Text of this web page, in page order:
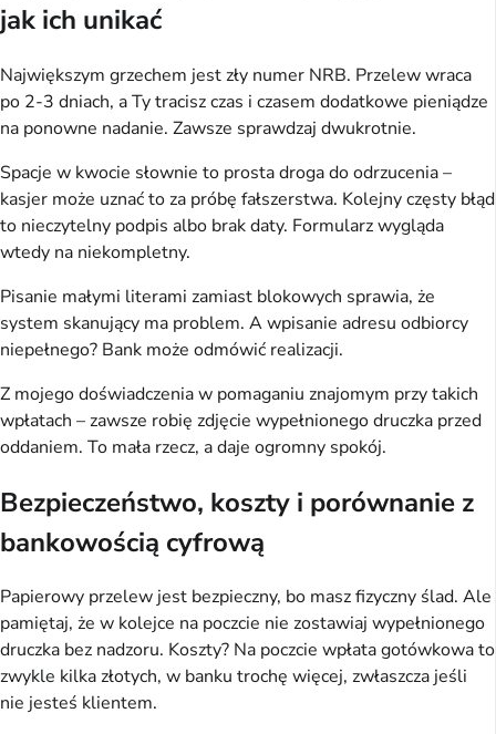
jak ich unikać
Największym grzechem jest zły numer NRB. Przelew wraca
po 2-3 dniach, a Ty tracisz czas i czasem dodatkowe pieniądze
na ponowne nadanie. Zawsze sprawdzaj dwukrotnie.
Spacje w kwocie słownie to prosta droga do odrzucenia –
kasjer może uznać to za próbę fałszerstwa. Kolejny częsty błąd
to nieczytelny podpis albo brak daty. Formularz wygląda
wtedy na niekompletny.
Pisanie małymi literami zamiast blokowych sprawia, że
system skanujący ma problem. A wpisanie adresu odbiorcy
niepełnego? Bank może odmówić realizacji.
Z mojego doświadczenia w pomaganiu znajomym przy takich
wpłatach – zawsze robię zdjęcie wypełnionego druczka przed
oddaniem. To mała rzecz, a daje ogromny spokój.
Bezpieczeństwo, koszty i porównanie z
bankowością cyfrową
Papierowy przelew jest bezpieczny, bo masz fizyczny ślad. Ale
pamiętaj, że w kolejce na poczcie nie zostawiaj wypełnionego
druczka bez nadzoru. Koszty? Na poczcie wpłata gotówkowa to
zwykle kilka złotych, w banku trochę więcej, zwłaszcza jeśli
nie jesteś klientem.